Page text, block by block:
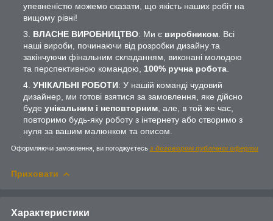
упевненістю можемо сказати, що якість наших робіт на
вищому рівні!
ВЛАСНЕ ВИРОБНИЦТВО: Ми є виробником . Всі
наші вироби, починаючи від розробки дизайну та
закінчуючи фінальним складанням, виконані молодою
та перспективною командою, 100% ручна робота
УНІКАЛЬНІ РОБОТИ: У нашій команді чудовий
дизайнер, ми готові взятися за замовлення, яке дійсно
буде унікальним і неповторним , але, в той же час,
повторимо будь-яку роботу з інтернету або створимо з
нуля за вашим малюнком та описом.
Оформляючи замовлення, ви погоджуєтесь з договором публічної оферти
Приховати
Характеристики